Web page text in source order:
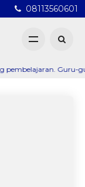
08113560601
Guru-